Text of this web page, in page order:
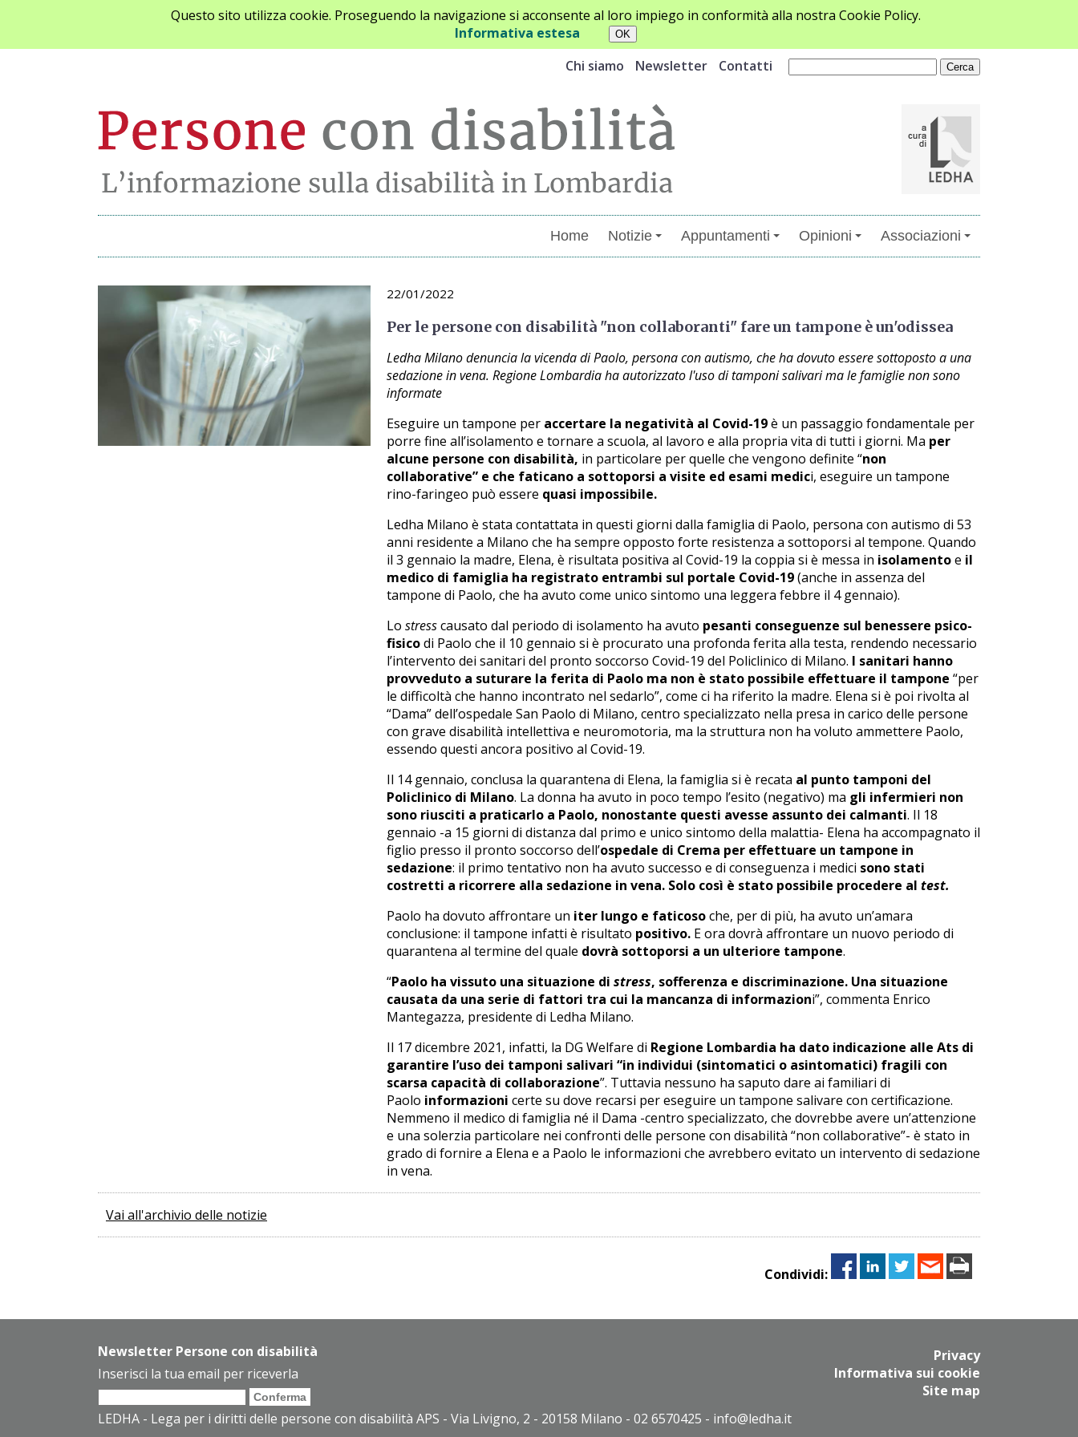
Questo sito utilizza cookie. Proseguendo la navigazione si acconsente al loro impiego in conformità alla nostra Cookie Policy.
Informativa estesa
Chi siamo
Newsletter Contatti
Home Notizie Appuntamenti Opinioni Associazioni
Archivio notizie 22/01/2022
Per le persone con disabilità "non collaboranti" fare un tampone è un'odissea
Ledha Milano denuncia la vicenda di Paolo, persona con autismo, che ha dovuto essere sottoposto a una
sedazione in vena. Regione Lombardia ha autorizzato l'uso di tamponi salivari ma le famiglie non sono
informate
Eseguire un tampone per accertare la negatività al Covid-19è un passaggio fondamentale per
porre fine all’isolamento e tornare a scuola, al lavoro e alla propria vita di tutti i giorni. Ma per
alcune persone con disabilità, in particolare per quelle che vengono definite “non
collaborative” e che faticano a sottoporsi a visite ed esami medici, eseguire un tampone
rino-faringeo può essere quasi impossibile.
Ledha Milano è stata contattata in questi giorni dalla famiglia di Paolo, persona con autismo di 53
anni residente a Milano che ha sempre opposto forte resistenza a sottoporsi al tempone. Quando
il 3 gennaio la madre, Elena, è risultata positiva al Covid-19 la coppia si è messa in isolamentoe il
medico di famiglia ha registrato entrambi sul portale Covid-19(anche in assenza del
tampone di Paolo, che ha avuto come unico sintomo una leggera febbre il 4 gennaio).
Lo stresscausato dal periodo di isolamento ha avuto pesanti conseguenze sul benessere psico-
fisicodi Paolo che il 10 gennaio si è procurato una profonda ferita alla testa, rendendo necessario
l’intervento dei sanitari del pronto soccorso Covid-19 del Policlinico di Milano. I sanitari hanno
provveduto a suturare la ferita di Paolo ma non è stato possibile effettuare il tampone “per
le difficoltà che hanno incontrato nel sedarlo”, come ci ha riferito la madre. Elena si è poi rivolta al
“Dama” dell’ospedale San Paolo di Milano, centro specializzato nella presa in carico delle persone
con grave disabilità intellettiva e neuromotoria, ma la struttura non ha voluto ammettere Paolo,
essendo questi ancora positivo al Covid-19.
Il 14 gennaio, conclusa la quarantena di Elena, la famiglia si è recata al punto tamponi del
Policlinico di Milano. La donna ha avuto in poco tempo l’esito (negativo) ma gli infermieri non
sono riusciti a praticarlo a Paolo, nonostante questi avesse assunto dei calmanti. Il 18
gennaio -a 15 giorni di distanza dal primo e unico sintomo della malattia- Elena ha accompagnato il
figlio presso il pronto soccorso dell’ospedale di Crema per effettuare un tampone in
sedazione: il primo tentativo non ha avuto successo e di conseguenza i medici sono stati
costretti a ricorrere alla sedazione in vena. Solo così è stato possibile procedere al test.
Paolo ha dovuto affrontare un iter lungo e faticosoche, per di più, ha avuto un’amara
conclusione: il tampone infatti è risultato positivo. E ora dovrà affrontare un nuovo periodo di
quarantena al termine del quale dovrà sottoporsi a un ulteriore tampone.
“Paolo ha vissuto una situazione di stress, sofferenza e discriminazione. Una situazione
causata da una serie di fattori tra cui la mancanza di informazioni”, commenta Enrico
Mantegazza, presidente di Ledha Milano.
Il 17 dicembre 2021, infatti, la DG Welfare di Regione Lombardia ha dato indicazione alle Ats di
garantire l’uso dei tamponi salivari “in individui (sintomatici o asintomatici) fragili con
scarsa capacità di collaborazione”. Tuttavia nessuno ha saputo dare ai familiari di
Paolo informazioni certe su dove recarsi per eseguire un tampone salivare con certificazione.
Nemmeno il medico di famiglia né il Dama -centro specializzato, che dovrebbe avere un’attenzione
e una solerzia particolare nei confronti delle persone con disabilità “non collaborative”- è stato in
grado di fornire a Elena e a Paolo le informazioni che avrebbero evitato un intervento di sedazione
in vena.
Vai all'archivio delle notizie
Condividi:
Newsletter Persone con disabilità
Inserisci la tua email per riceverla
Privacy
Informativa sui cookie
Site map
LEDHA - Lega per i diritti delle persone con disabilità APS - Via Livigno, 2 - 20158 Milano - 02 6570425 - info@ledha.it